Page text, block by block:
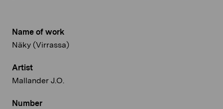
Name of work
Näky (Virrassa)
Artist
Mallander J.O.
Number